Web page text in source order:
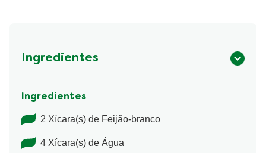
Ingredientes
Ingredientes
2 Xícara(s) de Feijão-branco
4 Xícara(s) de Água